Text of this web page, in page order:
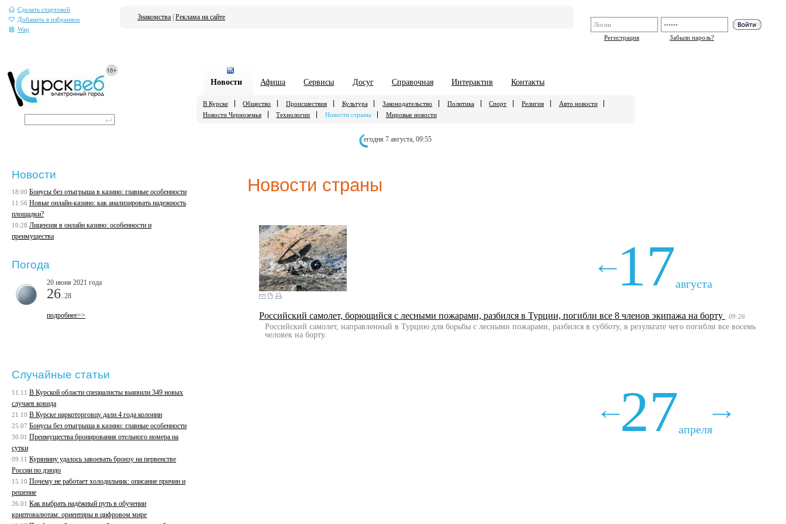
Сделать стартовой
Добавить в избранное
Wap
Регистрация
Забыли пароль?
Знакомства Реклама на сайте
Новости Афиша Сервисы Досуг Справочная Интерактив Контакты
В Курске Общество Происшествия Культура Законодательство Политика Спорт Религия
Авто новости
Новости Черноземья
Технологии Новости страны Мировые новости
егодня 7 августа, 09:55
Новости страны
августа
17
Российский самолет, борющийся с лесными пожарами, разбился в Турции, погибли все 8 членов экипажа на борту 09:26
Российский самолет, направленный в Турцию для борьбы с лесными пожарами, разбился в субботу, в результате чего погибли все восемь
человек на борту.
апреля
27
Новости
18:00 Бонусы без отыгрыша в казино: главные особенности
11:56 Новые онлайн-казино: как анализировать надежность
площадки?
10:28 Лицензия в онлайн казино: особенности и
преимущества
Погода
20 июня 2021 года
26 ..28
подробнее>>
Случайные статьи
11.11 В Курской области специалисты выявили 349 новых
случаев ковида
21.10 В Курске наркоторговцу дали 4 года колонии
25.07 Бонусы без отыгрыша в казино: главные особенности
30.01 Преимущества бронирования отельного номера на
сутки
09.11 Курянину удалось завоевать бронзу на первенстве
России по дзюдо
15.10 Почему не работает холодильник: описание причин и
решение
26.01 Как выбрать надёжный путь в обучении
криптовалютам: ориентиры в цифровом мире